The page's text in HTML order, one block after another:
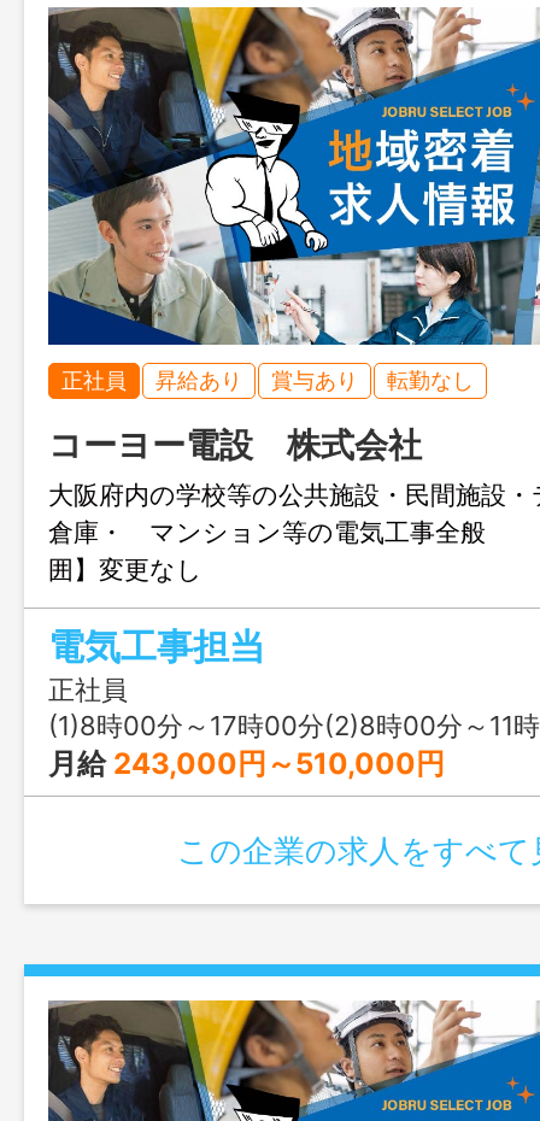
正社員 昇給あり 賞与あり 転勤なし
コーヨー電設 株式会社
大阪府内の学校等の公共施設・民間施設
倉庫・ マンション等の電気工事全般
囲】変更なし
電気工事担当
正社員
(1)8時00分～17時00分(2)8時00分～11
月給 243,000円～510,000円
この企業の求人をすべて